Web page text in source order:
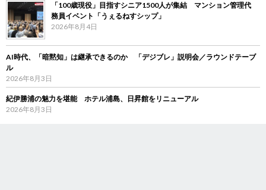
「100歳現役」目指すシニア1500人が集結 マンション管理代
務員イベント「うぇるねすシップ」
2026年8月4日
AI時代、「暗黙知」は継承できるのか 「デジブレ」説明会／ラウンドテーブ
ル
2026年8月3日
紀伊勝浦の魅力を堪能 ホテル浦島、日昇館をリニューアル
2026年8月3日